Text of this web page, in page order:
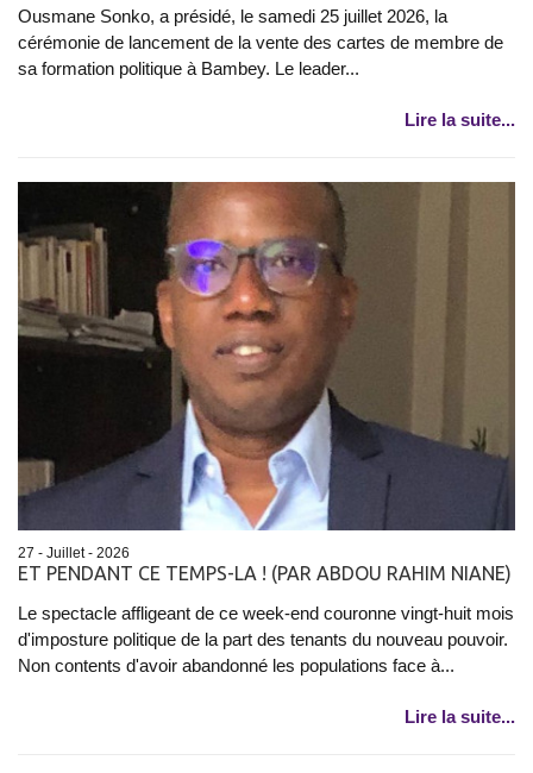
Ousmane Sonko, a présidé, le samedi 25 juillet 2026, la
cérémonie de lancement de la vente des cartes de membre de
sa formation politique à Bambey. Le leader...
Lire la suite...
27 - Juillet - 2026
ET PENDANT CE TEMPS-LA ! (PAR ABDOU RAHIM NIANE)
Le spectacle affligeant de ce week-end couronne vingt-huit mois
d'imposture politique de la part des tenants du nouveau pouvoir.
Non contents d'avoir abandonné les populations face à...
Lire la suite...